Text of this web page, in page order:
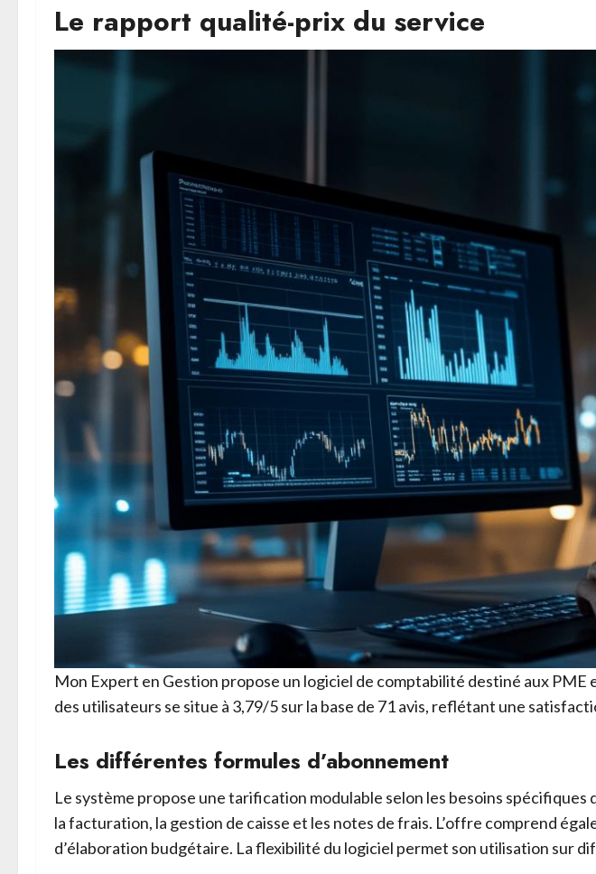
Le rapport qualité-prix du service
Mon Expert en Gestion propose un logiciel de comptabilité destiné aux
des utilisateurs se situe à 3,79/5 sur la base de 71 avis, reflétant une
Les différentes formules d’abonnement
Le système propose une tarification modulable selon les besoins
la facturation, la gestion de caisse et les notes de frais. L’offre comprend
d’élaboration budgétaire. La flexibilité du logiciel permet son utilisation sur